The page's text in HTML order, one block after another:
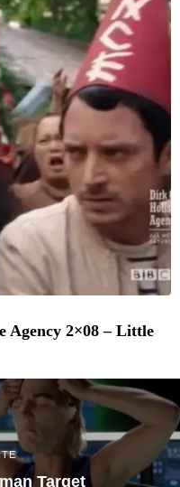
Agency 2×08 – Little
Target